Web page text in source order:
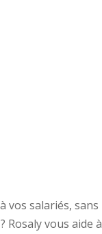
vos salariés, sans
Rosaly vous aide à